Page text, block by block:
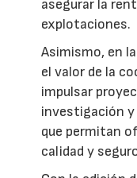
asegurar la
explotaciones.
Asimismo, en
el valor de la
impulsar
investigación
que permitan
calidad y